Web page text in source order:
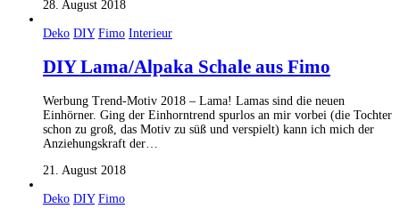
28. August 2018
Deko DIY Fimo Interieur
DIY Lama/Alpaka Schale aus Fimo
Werbung Trend-Motiv 2018 – Lama! Lamas sind die neuen
Einhörner. Ging der Einhorntrend spurlos an mir vorbei (die Tochter
schon zu groß, das Motiv zu süß und verspielt) kann ich mich der
Anziehungskraft der…
21. August 2018
Deko DIY Fimo